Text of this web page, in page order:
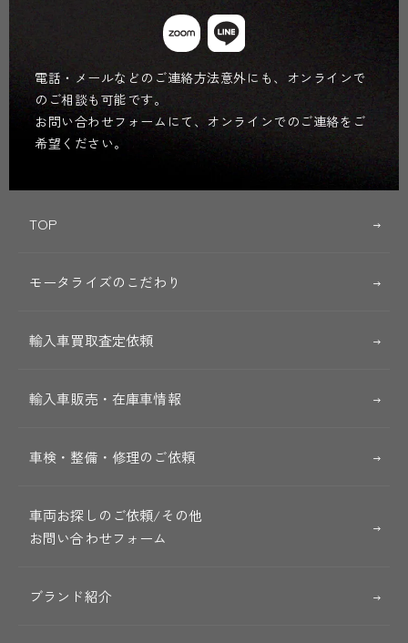
電話・メールなどのご連絡方法意外にも、オンラインで
のご相談も可能です。
お問い合わせフォームにて、オンラインでのご連絡をご
希望ください。
TOP
モータライズのこだわり
輸入車買取査定依頼
輸入車販売・在庫車情報
車検・整備・修理のご依頼
車両お探しのご依頼/その他
お問い合わせフォーム
ブランド紹介